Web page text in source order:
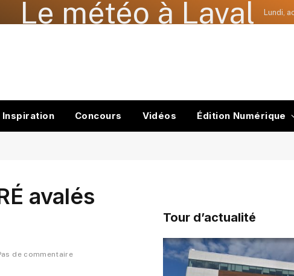
Le météo à Laval Lundi,
Inspiration Concours Vidéos Édition Numérique
avalés
de commentaire
Tour d’actualité